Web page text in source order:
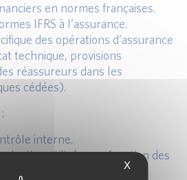
en normes françaises.
IFRS à l’assurance.
des opérations d’assurance
technique, provisions
réassureurs dans les
cédées).
interne.
utilisées en fonction des
(normes françaises,X